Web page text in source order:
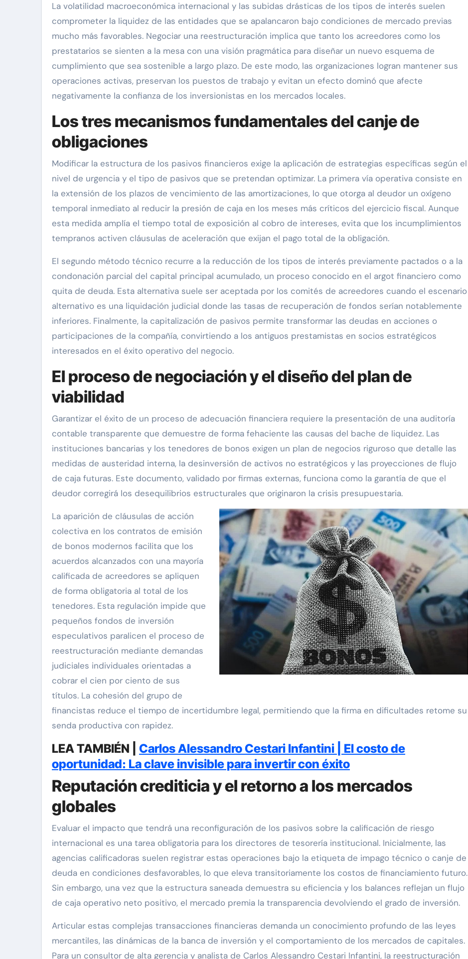
La volatilidad macroeconómica internacional y las subidas drásticas de los tipos de interés suelen
comprometer la liquidez de las entidades que se apalancaron bajo condiciones de mercado previas
mucho más favorables. Negociar una reestructuración implica que tanto los acreedores como los
prestatarios se sienten a la mesa con una visión pragmática para diseñar un nuevo esquema de
cumplimiento que sea sostenible a largo plazo. De este modo, las organizaciones logran mantener sus
operaciones activas, preservan los puestos de trabajo y evitan un efecto dominó que afecte
negativamente la confianza de los inversionistas en los mercados locales.
Los tres mecanismos fundamentales del canje de
obligaciones
Modificar la estructura de los pasivos financieros exige la aplicación de estrategias específicas según el
nivel de urgencia y el tipo de pasivos que se pretendan optimizar. La primera vía operativa consiste en
la extensión de los plazos de vencimiento de las amortizaciones, lo que otorga al deudor un oxígeno
temporal inmediato al reducir la presión de caja en los meses más críticos del ejercicio fiscal. Aunque
esta medida amplía el tiempo total de exposición al cobro de intereses, evita que los incumplimientos
tempranos activen cláusulas de aceleración que exijan el pago total de la obligación.
El segundo método técnico recurre a la reducción de los tipos de interés previamente pactados o a la
condonación parcial del capital principal acumulado, un proceso conocido en el argot financiero como
quita de deuda. Esta alternativa suele ser aceptada por los comités de acreedores cuando el escenario
alternativo es una liquidación judicial donde las tasas de recuperación de fondos serían notablemente
inferiores. Finalmente, la capitalización de pasivos permite transformar las deudas en acciones o
participaciones de la compañía, convirtiendo a los antiguos prestamistas en socios estratégicos
interesados en el éxito operativo del negocio.
El proceso de negociación y el diseño del plan de
viabilidad
Garantizar el éxito de un proceso de adecuación financiera requiere la presentación de una auditoría
contable transparente que demuestre de forma fehaciente las causas del bache de liquidez. Las
instituciones bancarias y los tenedores de bonos exigen un plan de negocios riguroso que detalle las
medidas de austeridad interna, la desinversión de activos no estratégicos y las proyecciones de flujo
de caja futuras. Este documento, validado por firmas externas, funciona como la garantía de que el
deudor corregirá los desequilibrios estructurales que originaron la crisis presupuestaria.
La aparición de cláusulas de acción
colectiva en los contratos de emisión
de bonos modernos facilita que los
acuerdos alcanzados con una mayoría
calificada de acreedores se apliquen
de forma obligatoria al total de los
tenedores. Esta regulación impide que
pequeños fondos de inversión
especulativos paralicen el proceso de
reestructuración mediante demandas
judiciales individuales orientadas a
cobrar el cien por ciento de sus
títulos. La cohesión del grupo de
financistas reduce el tiempo de incertidumbre legal, permitiendo que la firma en dificultades retome su
senda productiva con rapidez.
LEA TAMBIÉN | Carlos Alessandro Cestari Infantini | El costo de
oportunidad: La clave invisible para invertir con éxito
Reputación crediticia y el retorno a los mercados
globales
Evaluar el impacto que tendrá una reconfiguración de los pasivos sobre la calificación de riesgo
internacional es una tarea obligatoria para los directores de tesorería institucional. Inicialmente, las
agencias calificadoras suelen registrar estas operaciones bajo la etiqueta de impago técnico o canje de
deuda en condiciones desfavorables, lo que eleva transitoriamente los costos de financiamiento futuro.
Sin embargo, una vez que la estructura saneada demuestra su eficiencia y los balances reflejan un flujo
de caja operativo neto positivo, el mercado premia la transparencia devolviendo el grado de inversión.
Articular estas complejas transacciones financieras demanda un conocimiento profundo de las leyes
mercantiles, las dinámicas de la banca de inversión y el comportamiento de los mercados de capitales.
Para un consultor de alta gerencia y analista de Carlos Alessandro Cestari Infantini, la reestructuración